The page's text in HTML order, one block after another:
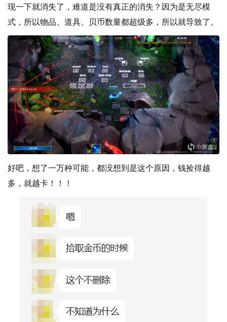
现一下就消失了，难道是没有真正的消失？因为是无尽模
式，所以物品、道具、贝币数量都超级多，所以就导致了。
好吧，想了一万种可能，都没想到是这个原因，钱捡得越
多，就越卡！！！